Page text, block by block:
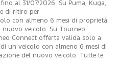
al 31/07/2026. Su Puma, Kuga,
di ritiro per
con almeno 6 mesi di proprietà
veicolo. Su Tourneo
Connect offerta valida solo a
un veicolo con almeno 6 mesi di
del nuovo veicolo. Tutte le